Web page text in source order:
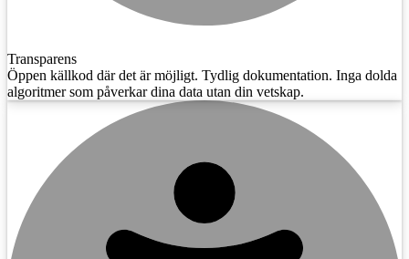
Transparens
Öppen källkod där det är möjligt. Tydlig dokumentation. Inga dolda
algoritmer som påverkar dina data utan din vetskap.